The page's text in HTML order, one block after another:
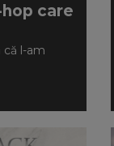
care
că l-am